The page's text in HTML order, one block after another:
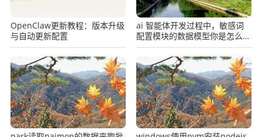
OpenClaw更新教程：版本升级
与自动更新配置
ai 智能体开发过程中，敏感词
配置模块的数据模型你是怎么设
计的？